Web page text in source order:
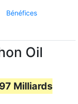
Bénéfices
Oil
Milliards